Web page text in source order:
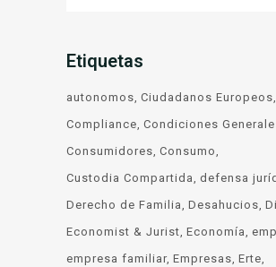
Etiquetas
autonomos Ciudadanos Europeos
Compliance Condiciones
Consumidores Consumo
Custodia Compartida defensa
Derecho de Familia Desahucios
Economist & Jurist Economía
empresa familiar Empresas Erte